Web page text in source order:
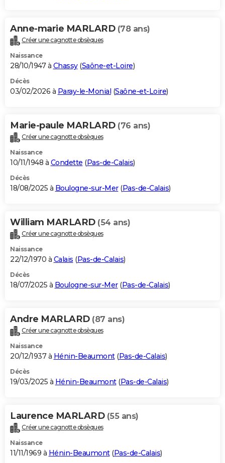
Anne-marie MARLARD (78 ans)
Créer une cagnotte obsèques
Naissance
28/10/1947 à Chassy(Saône-et-Loire)
Décès
03/02/2026 à Paray-le-Monial (Saône-et-Loire)
Marie-paule MARLARD (76 ans)
Créer une cagnotte obsèques
Naissance
10/11/1948 à Condette (Pas-de-Calais)
Décès
18/08/2025 à Boulogne-sur-Mer(Pas-de-Calais)
William MARLARD (54 ans)
Créer une cagnotte obsèques
Naissance
22/12/1970 à Calais (Pas-de-Calais)
Décès
18/07/2025 à Boulogne-sur-Mer(Pas-de-Calais)
Andre MARLARD (87 ans)
Créer une cagnotte obsèques
Naissance
20/12/1937 à Hénin-Beaumont(Pas-de-Calais)
Décès
19/03/2025 à Hénin-Beaumont(Pas-de-Calais)
Laurence MARLARD (55 ans)
Créer une cagnotte obsèques
Naissance
11/11/1969 à Hénin-Beaumont(Pas-de-Calais)